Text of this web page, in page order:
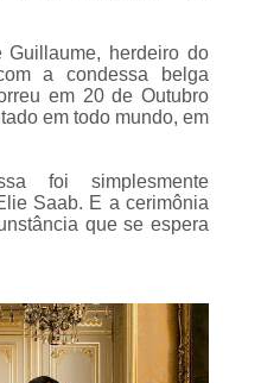
a condessa belga
em 20 de Outubro
em todo mundo, em
Saab. E a cerimônia
que se espera